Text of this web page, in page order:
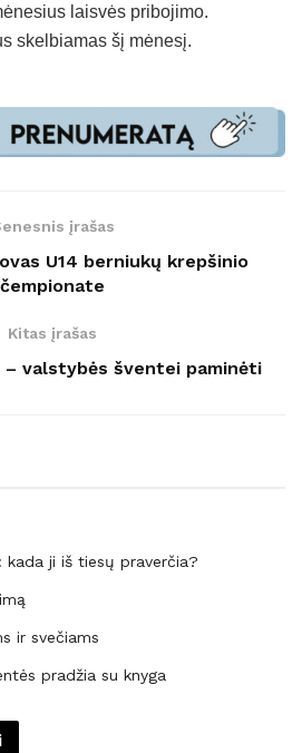
laisvės pribojimo.
skelbiamas šį mėnesį.
įrašas
U14 berniukų krepšinio
čempionate
Kitas įrašas
valstybės šventei paminėti
kada ji iš tiesų praverčia?
ir svečiams
pradžia su knyga